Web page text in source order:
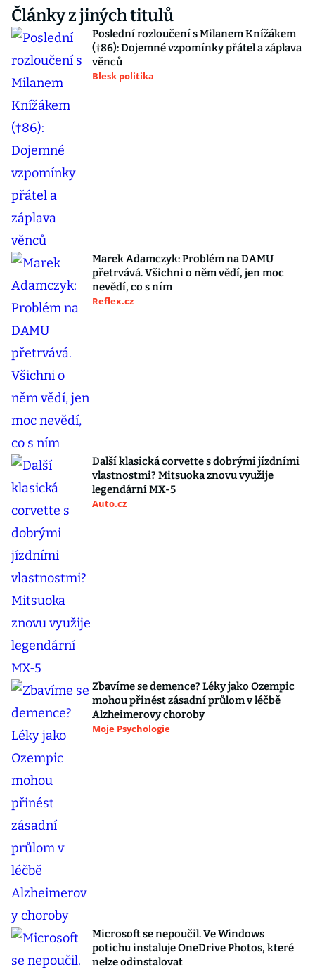
Články z jiných titulů
Poslední rozloučení s Milanem Knížákem
(†86): Dojemné vzpomínky přátel a záplava
věnců
Blesk politika
Marek Adamczyk: Problém na DAMU
přetrvává. Všichni o něm vědí, jen moc
nevědí, co s ním
Reflex.cz
Další klasická corvette s dobrými jízdními
vlastnostmi? Mitsuoka znovu využije
legendární MX-5
Auto.cz
Zbavíme se demence? Léky jako Ozempic
mohou přinést zásadní průlom v léčbě
Alzheimerovy choroby
Moje Psychologie
Microsoft se nepoučil. Ve Windows
potichu instaluje OneDrive Photos, které
nelze odinstalovat